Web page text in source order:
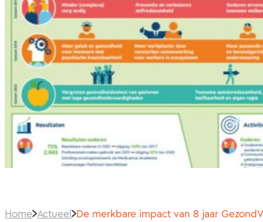
Home Actueel De merkbare impact van 8 jaar